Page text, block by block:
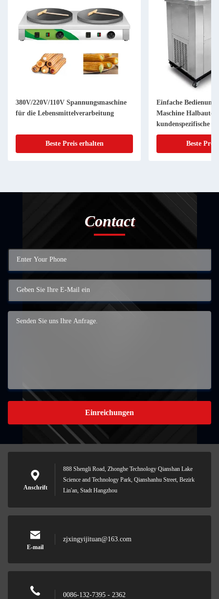
380V/220V/110V Spannungsmaschine
für die Lebensmittelverarbeitung
Beste Preis erhalten
Einfache Bedienung
Maschine
kundenspezifische
Aufkleber
Beste
Contact
Einreichungen
Anschrift
888 Shengli Road, Zhonghe Technology Qianshan Lake
Science and Technology Park, Qianshanhu Street, Bezirk
Lin'an, Stadt Hangzhou
E-mail
zjxingyijituan@163.com
0086-132-7395 - 2362